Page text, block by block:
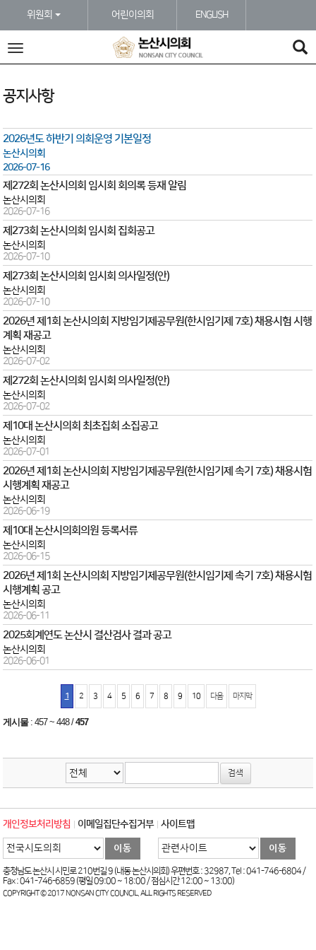
위원회
어린이의회 ENGLISH
전
공지사항
2026년도 하반기 의회운영 기본일정
논산시의회
2026-07-16
제272회 논산시의회 임시회 회의록 등재 알림
논산시의회
2026-07-16
제273회 논산시의회 임시회 집회공고
논산시의회
2026-07-10
제273회 논산시의회 임시회 의사일정(안)
논산시의회
2026-07-10
2026년 제1회 논산시의회 지방임기제공무원(한시임기제 7호) 채용시험 시행
계획 재공고
논산시의회
2026-07-02
제272회 논산시의회 임시회 의사일정(안)
논산시의회
2026-07-02
제10대 논산시의회 최초집회 소집공고
논산시의회
2026-07-01
2026년 제1회 논산시의회 지방임기제공무원(한시임기제 속기 7호) 채용시험
시행계획 재공고
논산시의회
2026-06-19
제10대 논산시의회의원 등록서류
논산시의회
2026-06-15
2026년 제1회 논산시의회 지방임기제공무원(한시임기제 속기 7호) 채용시험
시행계획 공고
논산시의회
2026-06-11
2025회계연도 논산시 결산검사 결과 공고
논산시의회
2026-06-01
1 2 3 4 5 6 7 8 9 10 다음 마지막
게시물:457 ~ 448/457
개인정보처리방침 이메일집단수집거부 사이트맵
충청남도 논산시 시민로 210번길 9 (내동 논산시의회) 우편번호 : 32987, Tel : 041-746-6804 /
Fax : 041-746-6859 (평일 09:00 ~ 18:00 / 점심시간 12:00 ~ 13:00)
COPYRIGHT © 2017 NONSAN CITY COUNCIL. ALL RIGHTS RESERVED